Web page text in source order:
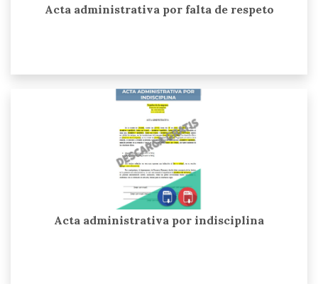
Acta administrativa por falta de respeto
Acta administrativa por indisciplina